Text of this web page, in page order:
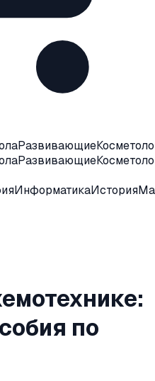
Развивающие
Развивающие
ИнформатикаИстория
по